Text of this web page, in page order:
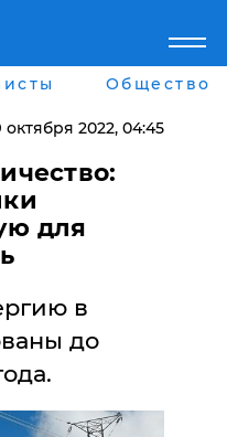
Луганск
Общество
октября 2022, 04:45
для
в
до